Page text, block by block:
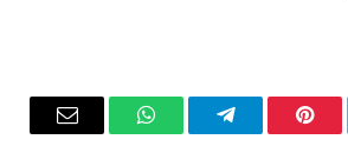
بينتيريستتيلقرام واتساب البريد